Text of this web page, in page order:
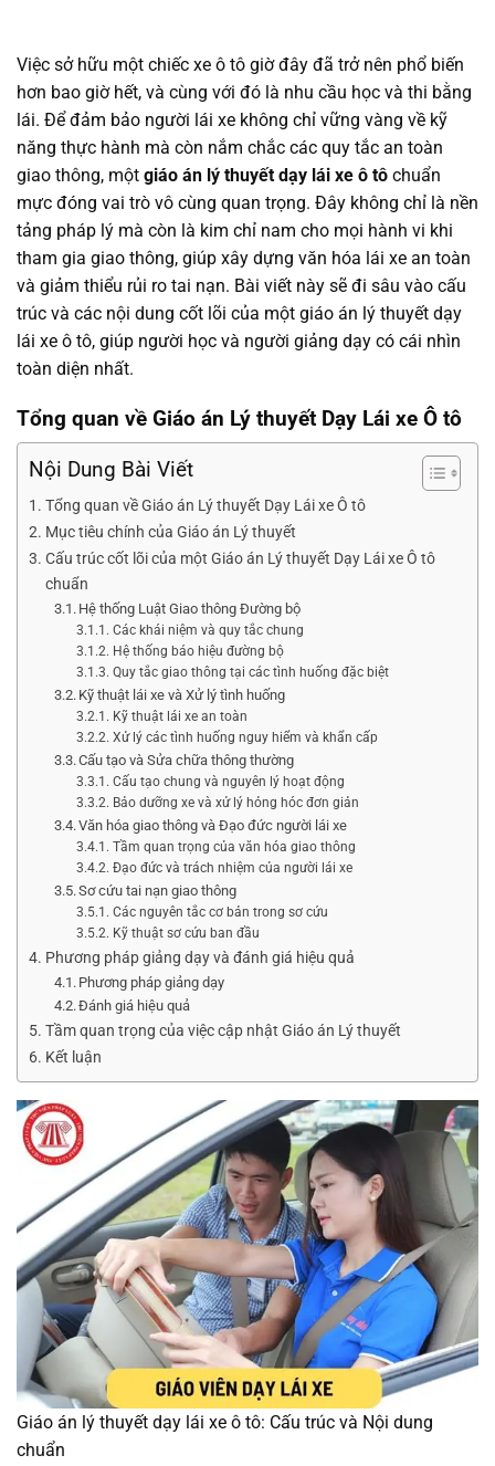
Việc sở hữu một chiếc xe ô tô giờ đây đã trở nên phổ biến
hơn bao giờ hết, và cùng với đó là nhu cầu học và thi bằng
lái. Để đảm bảo người lái xe không chỉ vững vàng về kỹ
năng thực hành mà còn nắm chắc các quy tắc an toàn
giao thông, một giáo án lý thuyết dạy lái xe ô tô chuẩn
mực đóng vai trò vô cùng quan trọng. Đây không chỉ là nền
tảng pháp lý mà còn là kim chỉ nam cho mọi hành vi khi
tham gia giao thông, giúp xây dựng văn hóa lái xe an toàn
và giảm thiểu rủi ro tai nạn. Bài viết này sẽ đi sâu vào cấu
trúc và các nội dung cốt lõi của một giáo án lý thuyết dạy
lái xe ô tô, giúp người học và người giảng dạy có cái nhìn
toàn diện nhất.
Tổng quan về Giáo án Lý thuyết Dạy Lái xe Ô tô
Nội Dung Bài Viết
Tổng quan về Giáo án Lý thuyết Dạy Lái xe Ô tô
Mục tiêu chính của Giáo án Lý thuyết
Cấu trúc cốt lõi của một Giáo án Lý thuyết Dạy Lái xe Ô tô
chuẩn
Hệ thống Luật Giao thông Đường bộ
Các khái niệm và quy tắc chung
Hệ thống báo hiệu đường bộ
Quy tắc giao thông tại các tình huống đặc biệt
Kỹ thuật lái xe và Xử lý tình huống
Kỹ thuật lái xe an toàn
Xử lý các tình huống nguy hiểm và khẩn cấp
Cấu tạo và Sửa chữa thông thường
Cấu tạo chung và nguyên lý hoạt động
Bảo dưỡng xe và xử lý hỏng hóc đơn giản
Văn hóa giao thông và Đạo đức người lái xe
Tầm quan trọng của văn hóa giao thông
Đạo đức và trách nhiệm của người lái xe
Sơ cứu tai nạn giao thông
Các nguyên tắc cơ bản trong sơ cứu
Kỹ thuật sơ cứu ban đầu
Phương pháp giảng dạy và đánh giá hiệu quả
Phương pháp giảng dạy
Đánh giá hiệu quả
Tầm quan trọng của việc cập nhật Giáo án Lý thuyết
Kết luận
Giáo án lý thuyết dạy lái xe ô tô: Cấu trúc và Nội dung
chuẩn